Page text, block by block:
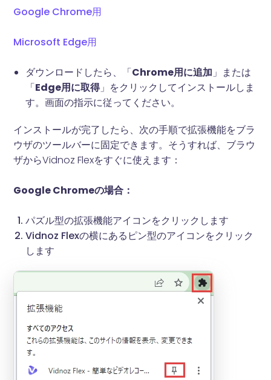
Google Chrome用
Microsoft Edge用
ダウンロードしたら、「Chrome用に追加 」または
「Edge用に取得」をクリックしてインストールしま
す。画面の指示に従ってください。
インストールが完了したら、次の手順で拡張機能をブラ
ウザのツールバーに固定できます。そうすれば、ブラウ
ザからVidnoz Flexをすぐに使えます：
Google Chromeの場合：
パズル型の拡張機能アイコンをクリックします
Vidnoz Flexの横にあるピン型のアイコンをクリック
します